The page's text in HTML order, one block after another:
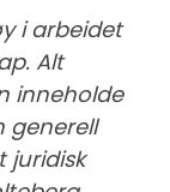
i arbeidet
Alt
inneholde
generell
juridisk